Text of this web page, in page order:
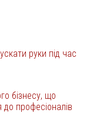
руки під час
бізнесу, що
професіоналів